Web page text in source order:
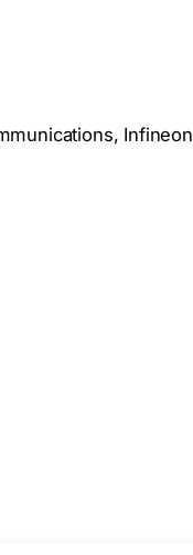
Infineon